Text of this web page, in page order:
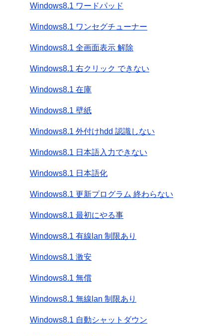
Windows8.1 ワードパッド
Windows8.1 ワンセグチューナー
Windows8.1 全画面表示 解除
Windows8.1 右クリック できない
Windows8.1 在庫
Windows8.1 壁紙
Windows8.1 外付けhdd 認識しない
Windows8.1 日本語入力できない
Windows8.1 日本語化
Windows8.1 更新プログラム 終わらない
Windows8.1 最初にやる事
Windows8.1 有線lan 制限あり
Windows8.1 激安
Windows8.1 無償
Windows8.1 無線lan 制限あり
Windows8.1 自動シャットダウン